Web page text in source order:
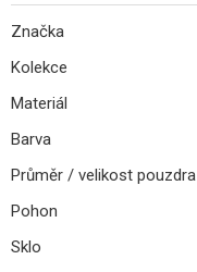
Značka
Kolekce
Materiál
Barva
Průměr / velikost pouzdra
Pohon
Sklo